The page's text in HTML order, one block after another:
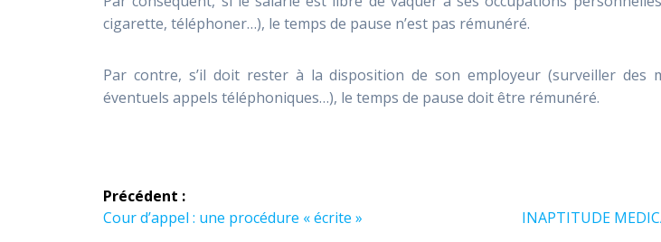
cigarette, téléphoner…), le temps de pause n’est pas rémunéré.
Par contre, s’il doit rester à la disposition de son employeur (surveiller des
éventuels appels téléphoniques…), le temps de pause doit être rémunéré.
Précédent :
Cour d’appel : une procédure « écrite »
INAPTITUDE